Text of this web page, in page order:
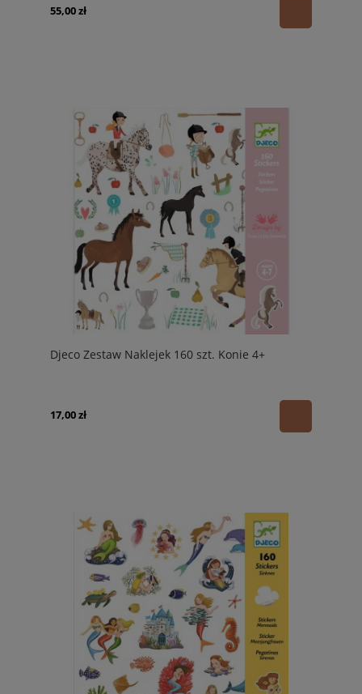
55,00 zł
Djeco Zestaw Naklejek 160 szt. Konie 4+
17,00 zł